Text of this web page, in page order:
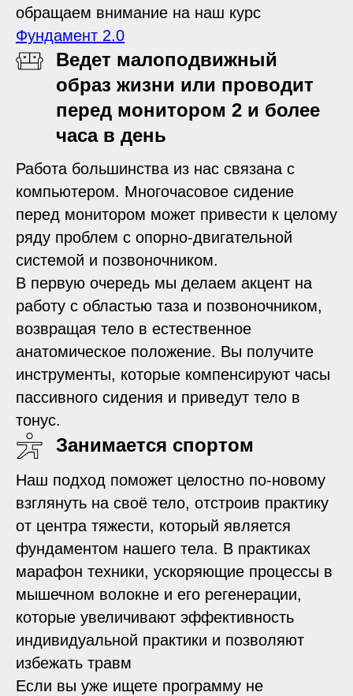
обращаем внимание на наш курс
Фундамент 2.0
Ведет малоподвижный
образ жизни или проводит
перед монитором 2 и более
часа в день
Работа большинства из нас связана с
компьютером. Многочасовое сидение
перед монитором может привести к целому
ряду проблем с опорно-двигательной
системой и позвоночником.
В первую очередь мы делаем акцент на
работу с областью таза и позвоночником,
возвращая тело в естественное
анатомическое положение. Вы получите
инструменты, которые компенсируют часы
пассивного сидения и приведут тело в
тонус.
Занимается спортом
Наш подход поможет целостно по-новому
взглянуть на своё тело, отстроив практику
от центра тяжести, который является
фундаментом нашего тела. В практиках
марафон техники, ускоряющие процессы в
мышечном волокне и его регенерации,
которые увеличивают эффективность
индивидуальной практики и позволяют
избежать травм
Если вы уже ищете программу не